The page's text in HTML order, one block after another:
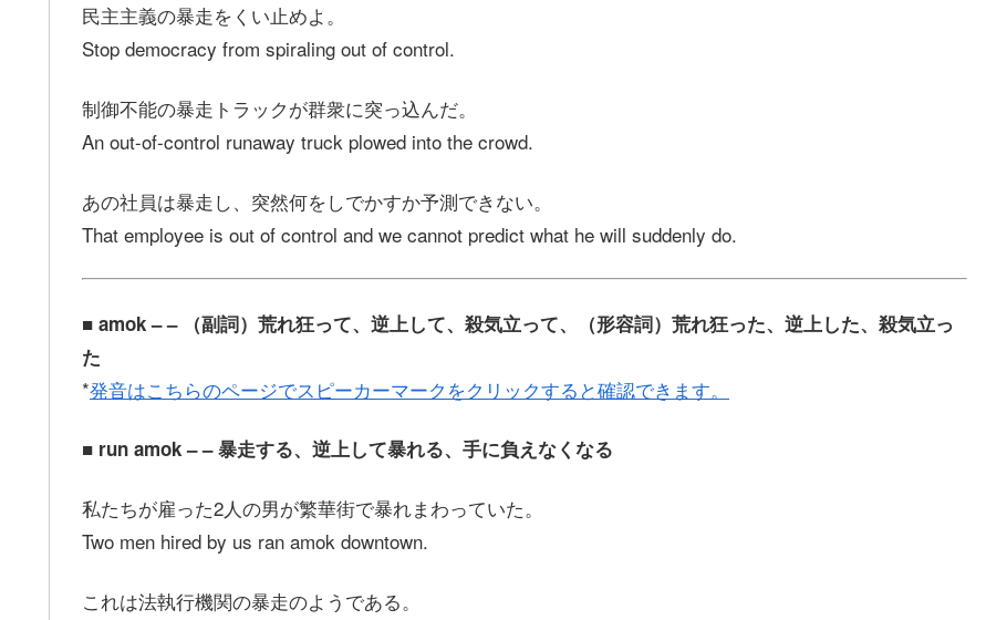
民主主義の暴走をくい止めよ。
Stop democracy from spiraling out of control.
制御不能の暴走トラックが群衆に突っ込んだ。
An out-of-control runaway truck plowed into the crowd.
あの社員は暴走し、突然何をしでかすか予測できない。
That employee is out of control and we cannot predict what he will suddenly do.
■ amok – – （副詞）荒れ狂って、逆上して、殺気立って、（形容詞）荒れ狂った、逆上した、殺気立っ
た
*発音はこちらのページでスピーカーマークをクリックすると確認できます。
■ run amok – – 暴走する、逆上して暴れる、手に負えなくなる
私たちが雇った2人の男が繁華街で暴れまわっていた。
Two men hired by us ran amok downtown.
これは法執行機関の暴走のようである。